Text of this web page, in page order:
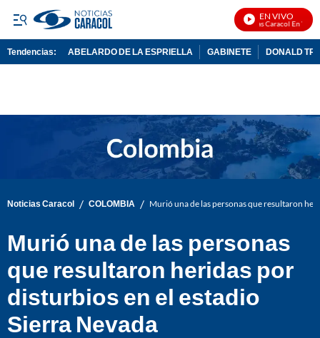
EN VIVO
Noticias Caracol En Vivo
Tendencias: ABELARDO DE LA ESPRIELLA GABINETE DONALD
Noticias Caracol / COLOMBIA / Murió una de las personas que resultaron
Murió una de las personas
que resultaron heridas por
disturbios en el estadio
Sierra Nevada